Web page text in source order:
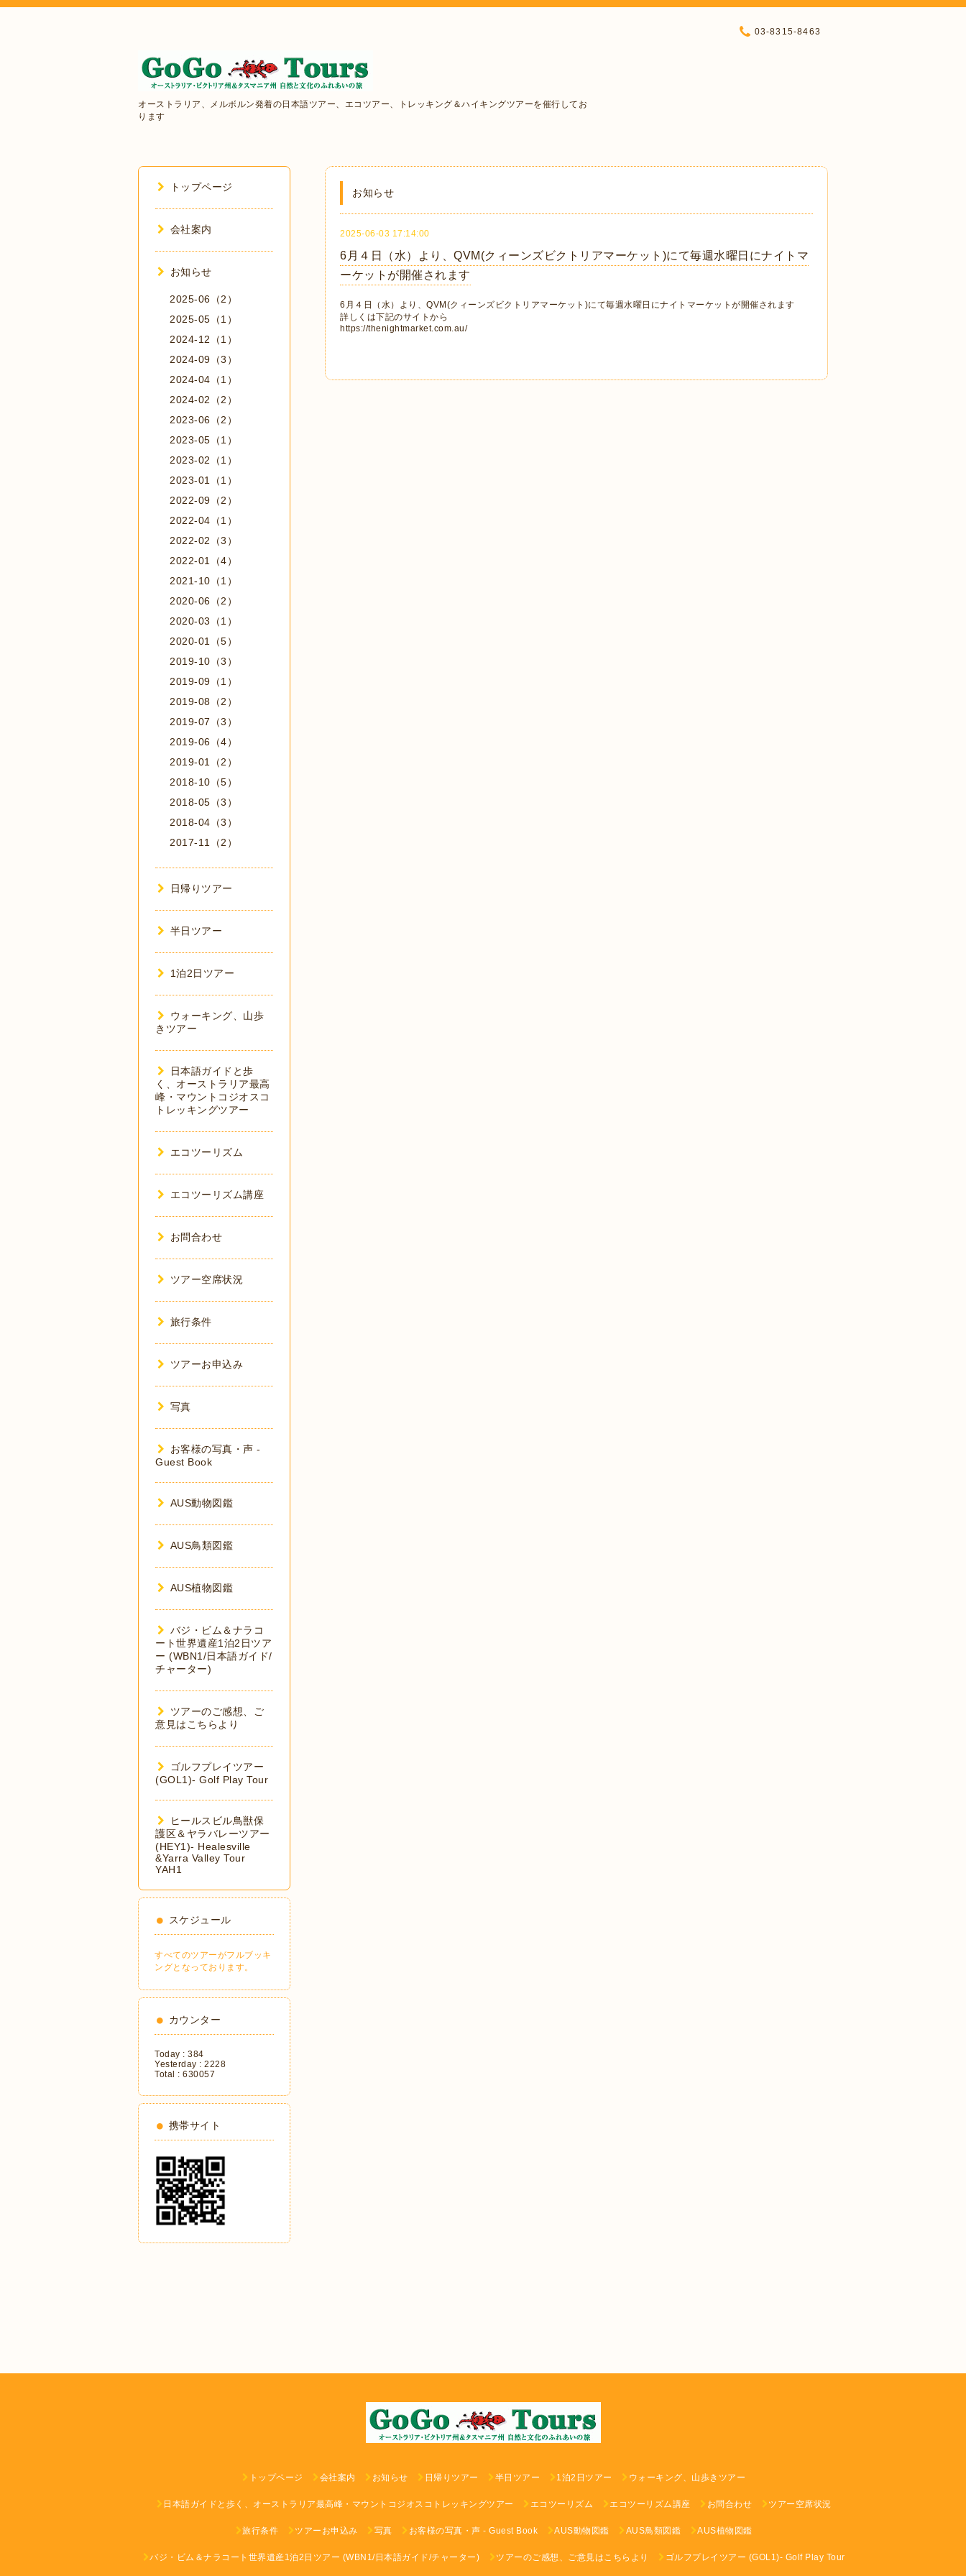
オーストラリア、メルボルン発着の日本語ツアー、エコツアー、トレッキング＆ハイキングツアーを催行してお
ります
03-8315-8463
お知らせ
2025-06-03 17:14:00
6月４日（水）より、QVM(クィーンズビクトリアマーケット)にて毎週水曜日にナイトマ
ーケットが開催されます
6月４日（水）より、QVM(クィーンズビクトリアマーケット)にて毎週水曜日にナイトマーケットが開催されます
詳しくは下記のサイトから
https://thenightmarket.com.au/
トップページ
会社案内
お知らせ
2025-06（2）
2025-05（1）
2024-12（1）
2024-09（3）
2024-04（1）
2024-02（2）
2023-06（2）
2023-05（1）
2023-02（1）
2023-01（1）
2022-09（2）
2022-04（1）
2022-02（3）
2022-01（4）
2021-10（1）
2020-06（2）
2020-03（1）
2020-01（5）
2019-10（3）
2019-09（1）
2019-08（2）
2019-07（3）
2019-06（4）
2019-01（2）
2018-10（5）
2018-05（3）
2018-04（3）
2017-11（2）
日帰りツアー
半日ツアー
1泊2日ツアー
ウォーキング、山歩
きツアー
日本語ガイドと歩
く、オーストラリア最高
峰・マウントコジオスコ
トレッキングツアー
エコツーリズム
エコツーリズム講座
お問合わせ
ツアー空席状況
旅行条件
ツアーお申込み
写真
お客様の写真・声 -
Guest Book
AUS動物図鑑
AUS鳥類図鑑
AUS植物図鑑
バジ・ビム＆ナラコ
ート世界遺産1泊2日ツア
ー (WBN1/日本語ガイド/
チャーター)
ツアーのご感想、ご
意見はこちらより
ゴルフプレイツアー
(GOL1)- Golf Play Tour
ヒールスビル鳥獣保
護区＆ヤラバレーツアー
(HEY1)- Healesville
&Yarra Valley Tour
YAH1
スケジュール
すべてのツアーがフルブッキ
ングとなっております。
カウンター
Today : 384
Yesterday : 2228
Total : 630057
携帯サイト
トップページ 会社案内 お知らせ 日帰りツアー 半日ツアー 1泊2日ツアー ウォーキング、山歩きツアー
日本語ガイドと歩く、オーストラリア最高峰・マウントコジオスコトレッキングツアー エコツーリズム エコツーリズム講座 お問合わせ ツアー空席状況
旅行条件 ツアーお申込み 写真 お客様の写真・声 - Guest Book AUS動物図鑑 AUS鳥類図鑑 AUS植物図鑑
バジ・ビム＆ナラコート世界遺産1泊2日ツアー (WBN1/日本語ガイド/チャーター) ツアーのご感想、ご意見はこちらより ゴルフプレイツアー (GOL1)- Golf Play Tour